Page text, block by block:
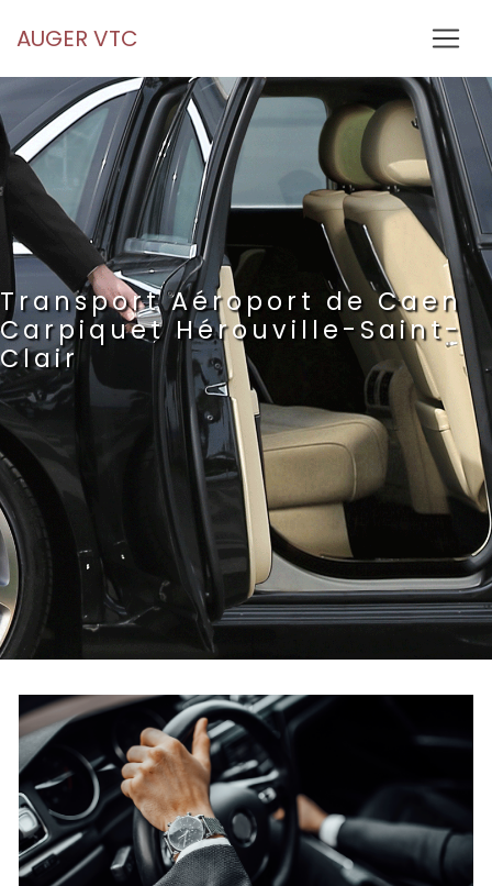
AUGER VTC
Transport Aéroport de Caen
Carpiquet Hérouville-Saint-
Clair